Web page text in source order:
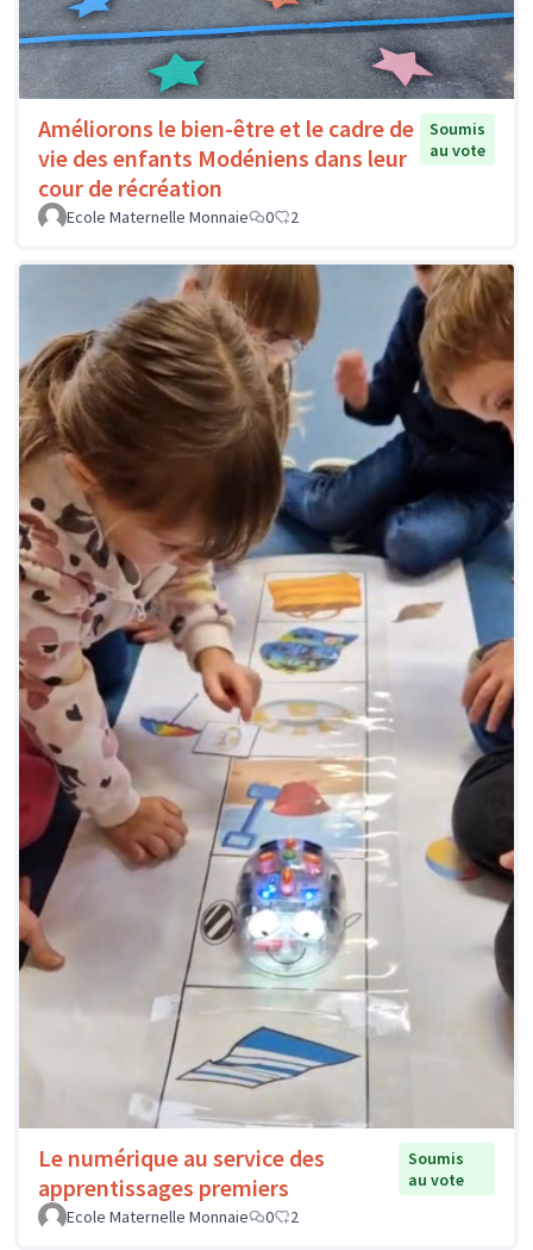
Améliorons le bien-être et le cadre de
vie des enfants Modéniens dans leur
cour de récréation
Soumis
au vote
Ecole Maternelle Monnaie 0 2
Le numérique au service des
apprentissages premiers
Soumis
au vote
Ecole Maternelle Monnaie
0 2